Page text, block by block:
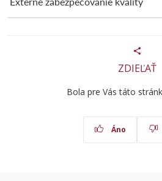
ZDIEĽAŤ
Bola pre Vás táto
Áno